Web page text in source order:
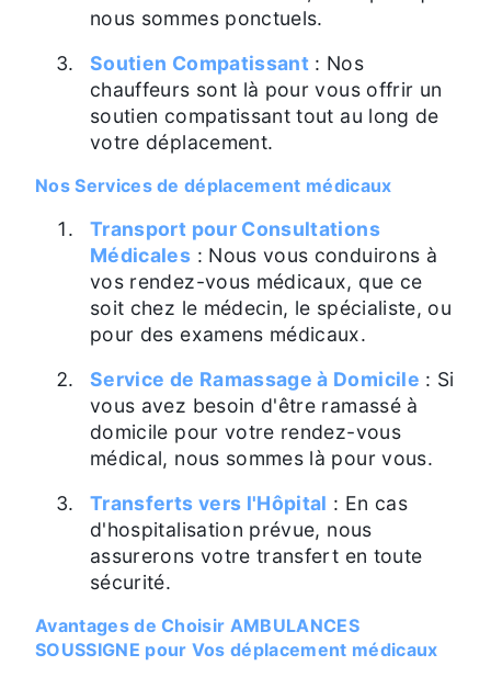
nous sommes ponctuels.
Soutien Compatissant : Nos
chauffeurs sont là pour vous offrir un
soutien compatissant tout au long de
votre déplacement.
Nos Services de déplacement médicaux
Transport pour Consultations
Médicales : Nous vous conduirons à
vos rendez-vous médicaux, que ce
soit chez le médecin, le spécialiste, ou
pour des examens médicaux.
Service de Ramassage à Domicile : Si
vous avez besoin d'être ramassé à
domicile pour votre rendez-vous
médical, nous sommes là pour vous.
Transferts vers l'Hôpital : En cas
d'hospitalisation prévue, nous
assurerons votre transfert en toute
sécurité.
Avantages de Choisir AMBULANCES
SOUSSIGNE pour Vos déplacement médicaux